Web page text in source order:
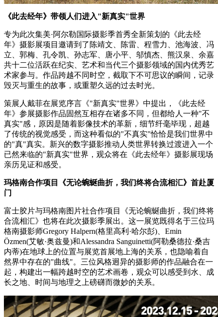
《此去经年》带领人们进入"新真实"世界
专为此次集美·阿尔勒国际摄影季首秀全新策划的《此去经
年》摄影展项目邀请到了陈靖文、陈雷、程雪力、池海波、冯
立、郭梅、孔令凯、孙志军、唐小平、邬慎杰、熊汉泉、余嘉
共十二位活跃在纪实、艺术和当代三个摄影领域的国内优秀艺
术家参与。作品跨越不同时空，截取下不可思议的瞬间，记录
毁灭与重生的故事，或重塑久远的过去时光。
策展人戴菲在展览序言《"新真实"世界》中提出，《此去经
年》参展摄影作品固然互相存在诸多不同，但都给人一种"不
真实"感，原因是随着影像技术的革新，细节纤毫毕现，超越
了传统的视觉感受，而这种看似的"不真实"恰恰是我们世界中
的"真"真实。新兴的数字摄影推动人类世界转换过渡进入一个
已然来临的"新真实"世界，观众将在《此去经年》摄影展现场
亲历见证和感受。
玛格南合作项目《无论蜿蜒曲折，我们终将合流相汇》首赴厦
门
富士胶片与玛格南图片社合作项目《无论蜿蜒曲折，我们终将
合流相汇》也将在此次摄影季展出。这一展览既得名于三位玛
格南摄影师Gregory Halpern(格里高利·哈尔彭)、Emin
Özmen(艾敏·奥兹曼)和Alessandra Sanguinetti(阿勒桑德拉·桑吉
内蒂)在地球上的位置与展览首展地上海的关系，也隐喻着自
然界中存在的"曲线"。三位风格迥异的摄影师的作品融合在一
起，构建出一幅跨越时空的艺术画卷，观众可以感受到水、成
长之地、时间与地理之上磅礴而微妙的关系。